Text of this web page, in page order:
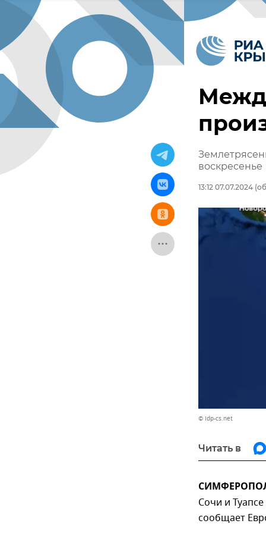
воскресенье
13:12 07.07.2024
© idp-cs.net
Читать в
Сочи и
сообщает